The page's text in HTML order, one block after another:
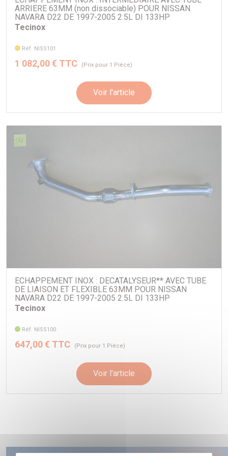
ARRIERE 63MM (non dissociable) POUR NISSAN
NAVARA D22 DE 1997-2005 2.5L DI 133HP
Tecinox
Réf. NISS101
1 082,00 € TTC (Prix pour 1 Pièce)
Voir l'article
ECHAPPEMENT INOX : DECATALYSEUR** AVEC TUBE
DE LIAISON ET FLEXIBLE 63MM POUR NISSAN
NAVARA D22 DE 1997-2005 2.5L DI 133HP
Tecinox
Réf. NISS100
647,00 € TTC (Prix pour 1 Pièce)
Voir l'article